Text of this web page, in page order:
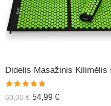
Įvertinimas:
5.00iš 5
60,00€ 54,99 €